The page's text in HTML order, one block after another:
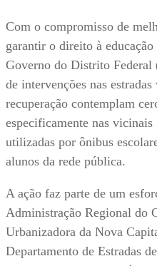
Com o compromisso de
garantir o direito à
Governo do Distrito
de intervenções nas
recuperação contemplam
especificamente nas
utilizadas por ônibus
alunos da rede pública.
A ação faz parte de um
Administração Regional do
Urbanizadora da Nova
Departamento de Estradas